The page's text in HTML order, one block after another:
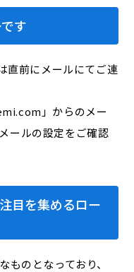
す
直前にメールにてご連
」からのメー
ールの設定をご確認
目を集めるロー
のとなっており、